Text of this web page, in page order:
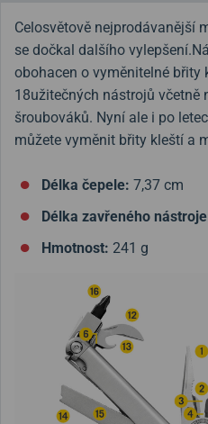
Celosvětově nejprodávanější
se dočkal dalšího
obohacen o vyměnitelné břity
18užitečných nástrojů včetně
šroubováků. Nyní ale i po
můžete vyměnit břity kleští a
Délka čepele: 7,37 cm
Délka zavřeného
Hmotnost: 241 g